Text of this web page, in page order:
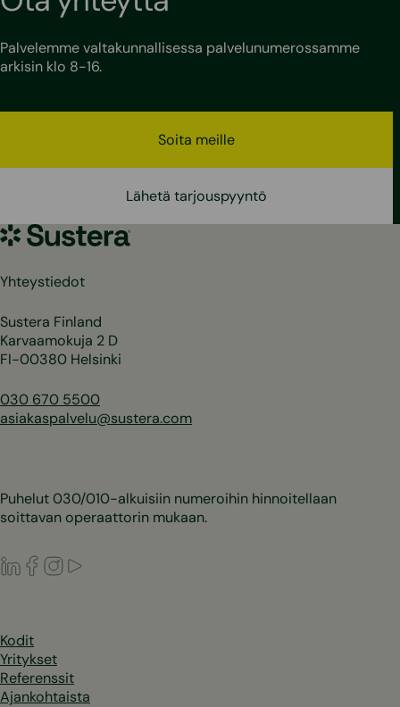
Palvelemme valtakunnallisessa palvelunumerossamme
arkisin klo 8-16.
Soita meille
Lähetä tarjouspyyntö
Sustera
Yhteystiedot
Sustera Finland
Karvaamokuja 2 D
FI-00380 Helsinki
030 670 5500
asiakaspalvelu@sustera.com
Puhelut 030/010-alkuisiin numeroihin hinnoitellaan
soittavan operaattorin mukaan.
LinkedIn
Facebook
Instagram
Kodit
Yritykset
Referenssit
Ajankohtaista